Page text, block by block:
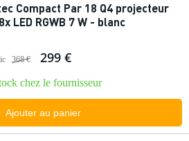
Compact Par 18 Q4 projecteur
LED RGWB 7 W - blanc
368 € 299 €
chez le fournisseur
Ajouter au panier